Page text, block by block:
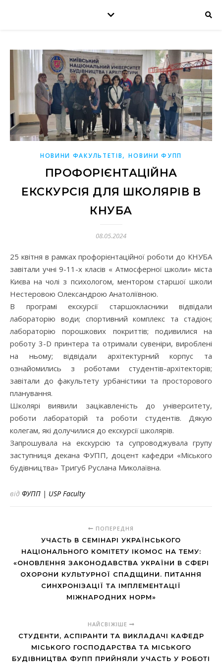
НОВИНИ ФАКУЛЬТЕТІВ,НОВИНИ ФУПП
ПРОФОРІЄНТАЦІЙНА
ЕКСКУРСІЯ ДЛЯ ШКОЛЯРІВ В
КНУБА
08.05.2024
25 квітня в рамках профорієнтаційної роботи до КНУБА
завітали учні 9-11-х класів « Атмосферної школи» міста
Києва на чолі з психологом, ментором старшої школи
Нестеровою Олександрою Анатоліївною.
В програмі екскурсії старшокласники відвідали
лабораторію води; спортивний комплекс та стадіон;
лабораторію порошкових покриттів; подивилися на
роботу 3-D принтера та отримали сувеніри, вироблені
на ньому; відвідали архітектурний корпус та
ознайомились з роботами студентів-архітекторів;
завітали до факультету урбаністики та просторового
планування.
Школярі виявили зацікавленість до університету,
роботи лабораторій та роботи студентів. Дякую
колегам, які долучилися до екскурсії школярів.
Запрошувала на екскурсію та супроводжувала групу
заступниця декана ФУПП, доцент кафедри «Міського
будівництва» Тригуб Руслана Миколаївна.
від ФУПП | USP Faculty
ПОПЕРЕДНЯ
УЧАСТЬ В СЕМІНАРІ УКРАЇНСЬКОГО
НАЦІОНАЛЬНОГО КОМІТЕТУ ІКОМОС НА ТЕМУ:
«ОНОВЛЕННЯ ЗАКОНОДАВСТВА УКРАЇНИ В СФЕРІ
ОХОРОНИ КУЛЬТУРНОЇ СПАДЩИНИ. ПИТАННЯ
СИНХРОНІЗАЦІЇ ТА ІМПЛЕМЕНТАЦІЇ
МІЖНАРОДНИХ НОРМ»
НАЙСВІЖІШЕ
СТУДЕНТИ, АСПІРАНТИ ТА ВИКЛАДАЧІ КАФЕДР
МІСЬКОГО ГОСПОДАРСТВА ТА МІСЬКОГО
БУДІВНИЦТВА ФУПП ПРИЙНЯЛИ УЧАСТЬ У РОБОТІ